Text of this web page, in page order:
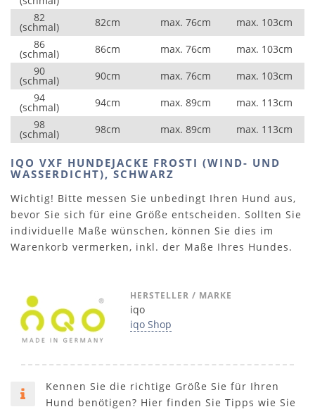
82
(schmal) 82cm max. 76cm
max. 103cm
86
(schmal) 86cm max. 76cm
max. 103cm
90
(schmal) 90cm max. 76cm
max. 103cm
94
(schmal) 94cm max. 89cm
max. 113cm
98
(schmal) 98cm max. 89cm max. 113cm
IQO VXF HUNDEJACKE FROSTI (WIND- UND
WASSERDICHT), SCHWARZ
Wichtig! Bitte messen Sie unbedingt Ihren Hund aus,
bevor Sie sich für eine Größe entscheiden. Sollten Sie
individuelle Maße wünschen, können Sie dies im
Warenkorb vermerken, inkl. der Maße Ihres Hundes.
HERSTELLER / MARKE
iqo
iqo Shop
Kennen Sie die richtige Größe Sie für Ihren
Hund benötigen? Hier finden Sie Tipps wie Sie